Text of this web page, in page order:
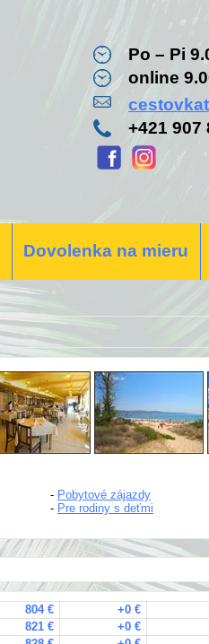
Po – Pi
online
+421 907
Dovolenka na mieru
- Pobytové zájazdy
- Pre rodiny s deťmi
804 € +0 €
821 € +0 €